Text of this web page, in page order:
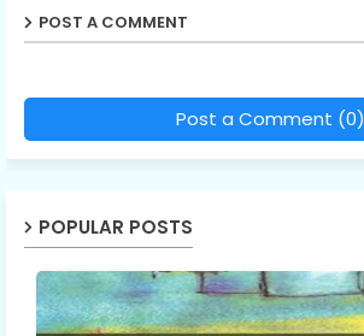
POST A COMMENT
Post a Comment (0)
POPULAR POSTS